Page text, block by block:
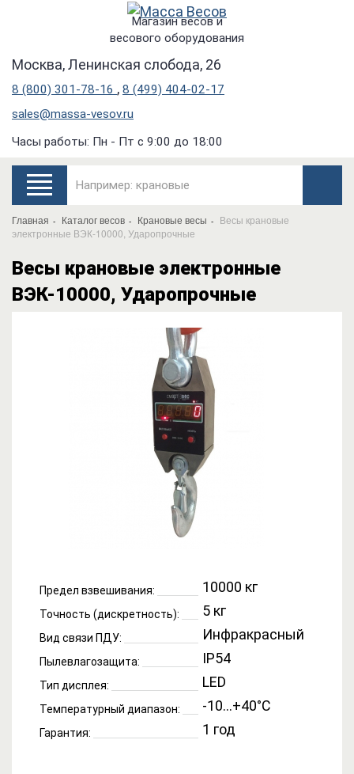
Магазин весов и
весового оборудования
Москва, Ленинская слобода, 26
8 (800) 301-78-16 , 8 (499) 404-02-17
sales@massa-vesov.ru
Часы работы: Пн - Пт с 9:00 до 18:00
Главная Каталог весов Крановые весы
Весы крановые
электронные ВЭК-10000, Ударопрочные
Весы крановые электронные
ВЭК-10000, Ударопрочные
Предел взвешивания: 10000 кг
Точность (дискретность): 5 кг
Вид связи ПДУ: Инфракрасный
Пылевлагозащита: IP54
Тип дисплея: LED
Температурный диапазон: -10...+40°C
Гарантия: 1 год